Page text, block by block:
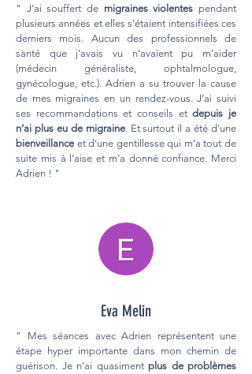
" J’ai souffert de migraines violentes pendant
plusieurs années et elles s’étaient intensifiées ces
derniers mois. Aucun des professionnels de
santé que j’avais vu n’avaient pu m’aider
(médecin généraliste, ophtalmologue,
gynécologue, etc.). Adrien a su trouver la cause
de mes migraines en un rendez-vous. J’ai suivi
ses recommandations et conseils etdepuis je
n’ai plus eu de migraine. Et surtout il a été d’une
bienveillance et d’une gentillesse qui m’a tout de
suite mis à l’aise et m’a donné confiance. Merci
Adrien ! "
Eva Melin
" Mes séances avec Adrien représentent une
étape hyper importante dans mon chemin de
guérison. Je n’ai quasiment plus de problèmes